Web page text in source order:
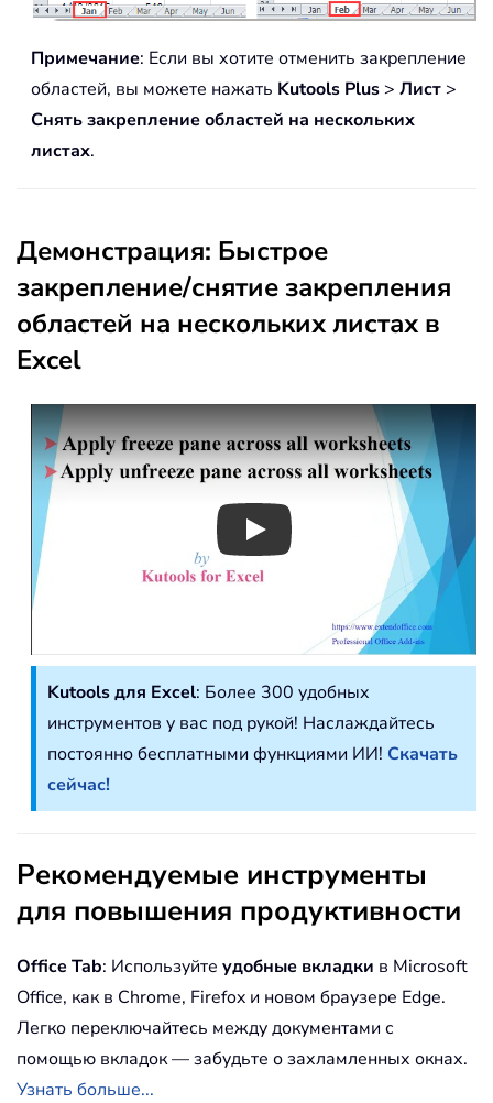
Примечание: Если вы хотите отменить закрепление
областей, вы можете нажать Kutools Plus > Лист >
Снять закрепление областей на нескольких
листах.
Демонстрация: Быстрое
закрепление/снятие закрепления
областей на нескольких листах в
Excel
Play
Kutools для Excel: Более 300 удобных
инструментов у вас под рукой! Наслаждайтесь
постоянно бесплатными функциями ИИ! Скачать
сейчас!
Рекомендуемые инструменты
для повышения продуктивности
Office Tab: Используйте удобные вкладки в Microsoft
Office, как в Chrome, Firefox и новом браузере Edge.
Легко переключайтесь между документами с
помощью вкладок — забудьте о захламленных окнах.
Узнать больше...